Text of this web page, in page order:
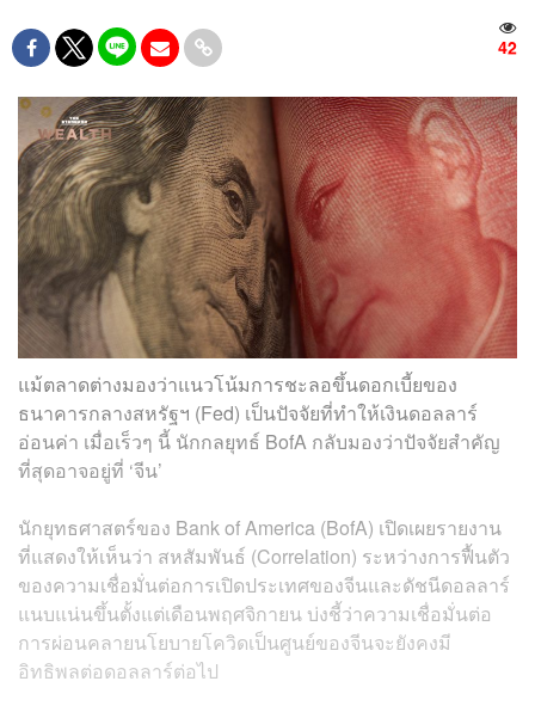
42
แม้ตลาดต่างมองว่าแนวโน้มการชะลอขึ้นดอกเบี้ยของ
ธนาคารกลางสหรัฐฯ (Fed) เป็นปัจจัยที่ทำให้เงินดอลลาร์
อ่อนค่า เมื่อเร็วๆ นี้ นักกลยุทธ์ BofA กลับมองว่าปัจจัยสำคัญ
ที่สุดอาจอยู่ที่ ‘จีน’
นักยุทธศาสตร์ของ Bank of America (BofA) เปิดเผยรายงาน
ที่แสดงให้เห็นว่า สหสัมพันธ์ (Correlation) ระหว่างการฟื้นตัว
ของความเชื่อมั่นต่อการเปิดประเทศของจีนและดัชนีดอลลาร์
แนบแน่นขึ้นตั้งแต่เดือนพฤศจิกายน บ่งชี้ว่าความเชื่อมั่นต่อ
การผ่อนคลายนโยบายโควิดเป็นศูนย์ของจีนจะยังคงมี
อิทธิพลต่อดอลลาร์ต่อไป